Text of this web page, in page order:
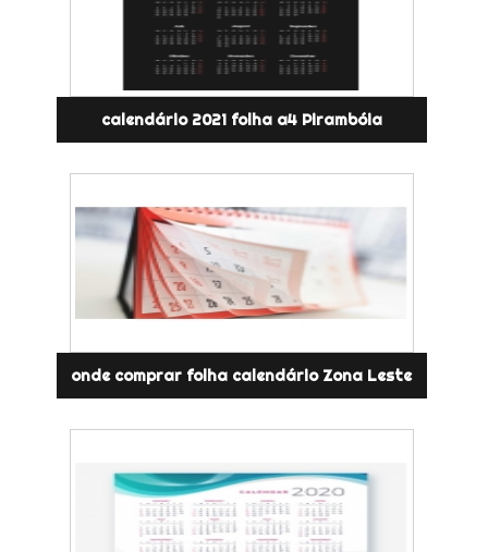
calendário 2021 folha a4 Pirambóia
onde comprar folha calendário Zona Leste